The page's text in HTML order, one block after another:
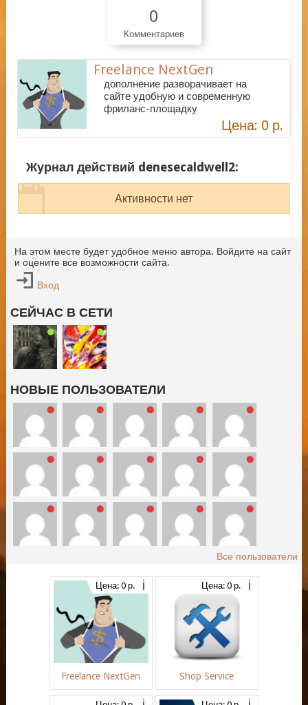
0
Комментариев
Freelance NextGen
дополнение разворачивает на
сайте удобную и современную
фриланс-площадку
Цена: 0 р.
Журнал действий denesecaldwell2:
Активности нет
На этом месте будет удобное меню автора. Войдите на сайт
и оцените все возможности сайта.
Вход
СЕЙЧАС В СЕТИ
НОВЫЕ ПОЛЬЗОВАТЕЛИ
Все пользователи
Цена: 0 р.
Freelance NextGen
Цена: 0 р.
Shop Service